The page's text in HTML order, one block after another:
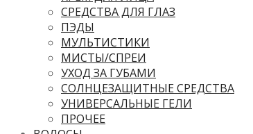
СРЕДСТВА ДЛЯ ГЛАЗ
ПЭДЫ
МУЛЬТИСТИКИ
МИСТЫ/СПРЕИ
УХОД ЗА ГУБАМИ
СОЛНЦЕЗАЩИТНЫЕ СРЕДСТВА
УНИВЕРСАЛЬНЫЕ ГЕЛИ
ПРОЧЕЕ